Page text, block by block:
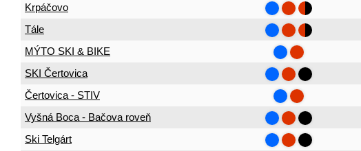
Krpáčovo
Tále
MÝTO SKI & BIKE
SKI Čertovica
Čertovica - STIV
Vyšná Boca - Bačova roveň
Ski Telgárt